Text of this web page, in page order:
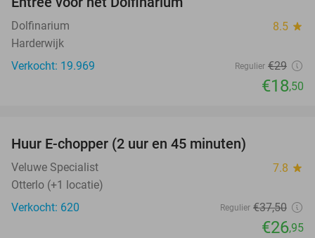
Dolfinarium 8.5 star
Harderwijk
Verkocht: 19.969
Regulier €29
€18,50
Huur E-chopper (2 uur en 45 minuten)
Veluwe Specialist 7.8 star
Otterlo (+1 locatie)
Verkocht: 620
Regulier €37,50
€26,95